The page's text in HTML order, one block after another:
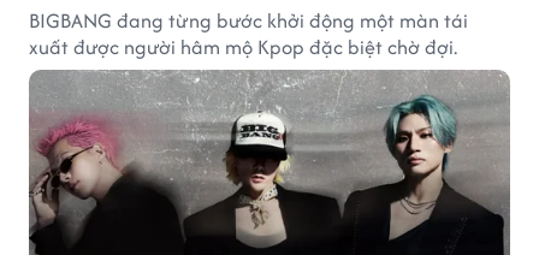
BIGBANG đang từng bước khởi động một màn tái
xuất được người hâm mộ Kpop đặc biệt chờ đợi.